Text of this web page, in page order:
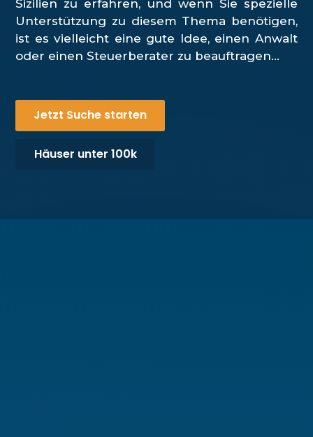
Sizilien zu erfahren, und wenn Sie spezielle
Unterstützung zu diesem Thema benötigen,
ist es vielleicht eine gute Idee, einen Anwalt
oder einen Steuerberater zu beauftragen…
Jetzt Suche starten
Häuser unter 100k